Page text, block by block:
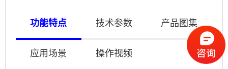
功能特点 技术参数 产品图集
应用场景 操作视频